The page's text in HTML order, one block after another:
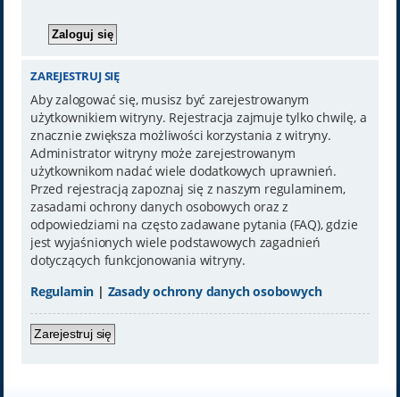
ZAREJESTRUJ SIĘ
Aby zalogować się, musisz być zarejestrowanym
użytkownikiem witryny. Rejestracja zajmuje tylko chwilę, a
znacznie zwiększa możliwości korzystania z witryny.
Administrator witryny może zarejestrowanym
użytkownikom nadać wiele dodatkowych uprawnień.
Przed rejestracją zapoznaj się z naszym regulaminem,
zasadami ochrony danych osobowych oraz z
odpowiedziami na często zadawane pytania (FAQ), gdzie
jest wyjaśnionych wiele podstawowych zagadnień
dotyczących funkcjonowania witryny.
Regulamin | Zasady ochrony danych osobowych
Zarejestruj się